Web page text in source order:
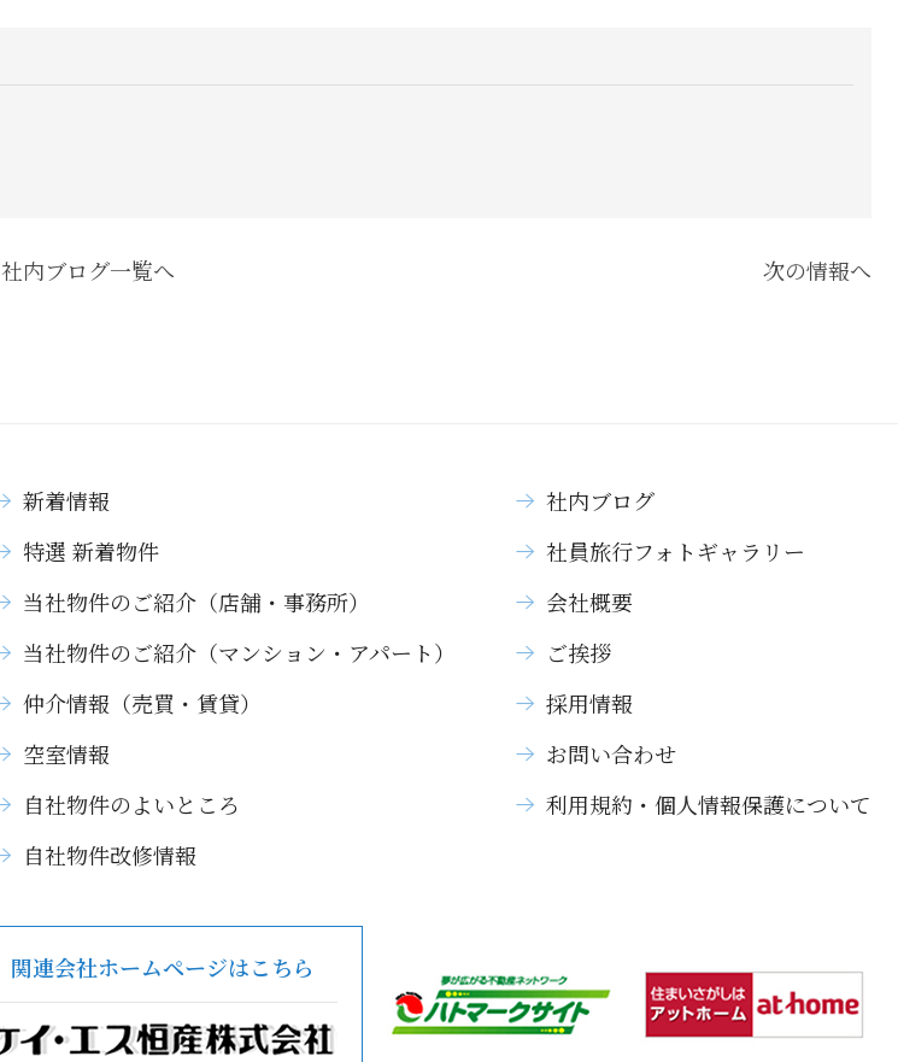
社内ブログ一覧へ 次の情報へ
新着情報
特選 新着物件
当社物件のご紹介（店舗・事務所）
当社物件のご紹介（マンション・アパート）
仲介情報（売買・賃貸）
空室情報
自社物件のよいところ
自社物件改修情報
社内ブログ
社員旅行フォトギャラリー
会社概要
ご挨拶
採用情報
お問い合わせ
利用規約・個人情報保護について
関連会社ホームページはこちら